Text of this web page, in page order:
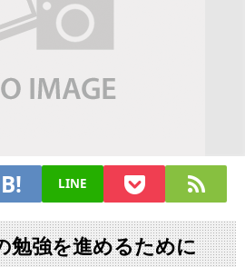
LINE
勉強を進めるために